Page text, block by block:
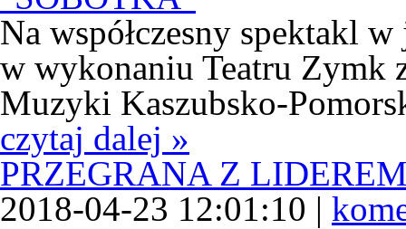
Na współczesny spektakl
w wykonaniu Teatru Zymk
Muzyki Kaszubsko-
czytaj dalej »
PRZEGRANA Z
2018-04-23 12:01:10 |